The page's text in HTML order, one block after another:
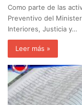
Como parte de las
Preventivo del
Interiores, Justicia y…
Leer más »